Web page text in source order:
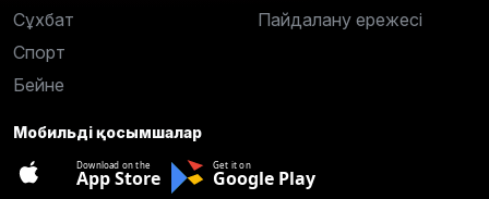
Сұхбат
Спорт
Бейне
Пайдалану ережесі
Мобильді қосымшалар
Download on the
App Store
Get it on
Google Play